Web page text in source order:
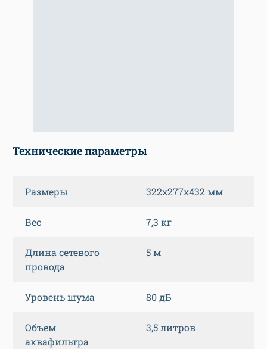
Технические параметры
Размеры 322x277x432 мм
Вес 7,3 кг
Длина сетевого
провода
5 м
Уровень шума 80 дБ
Объем
аквафильтра
3,5 литров